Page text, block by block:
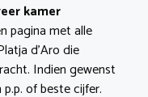
kamer
pagina met alle
d’Aro die
Indien gewenst
of beste cijfer.